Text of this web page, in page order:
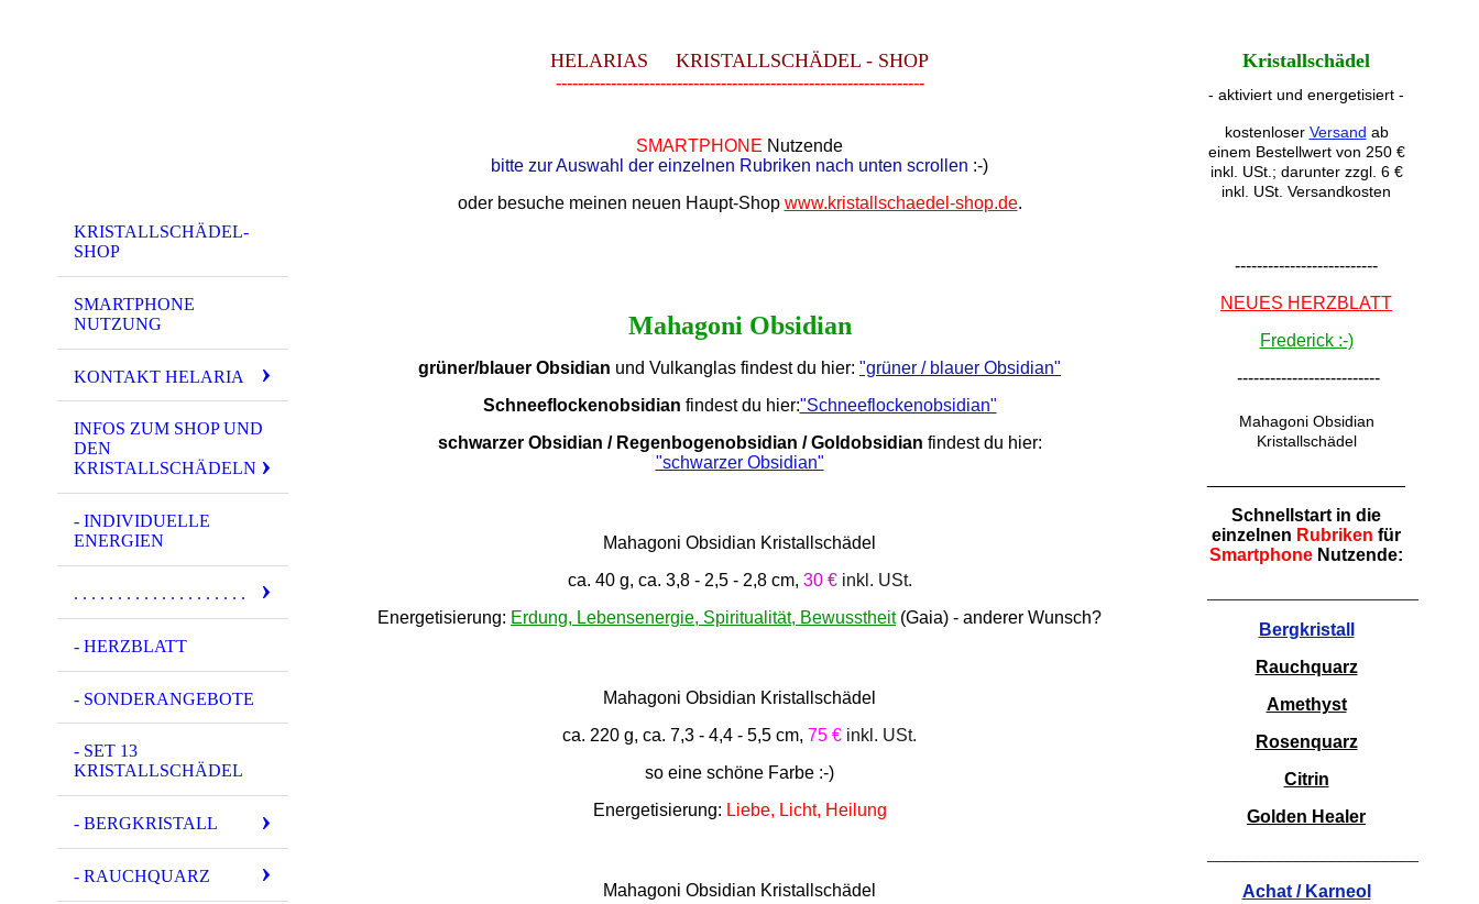
KRISTALLSCHÄDEL-
SHOP
SMARTPHONE
NUTZUNG
KONTAKT HELARIA
INFOS ZUM SHOP UND
DEN
KRISTALLSCHÄDELN
- INDIVIDUELLE
ENERGIEN
. . . . . . . . . . . . . . . . . . . .
- HERZBLATT
- SONDERANGEBOTE
- SET 13
KRISTALLSCHÄDEL
- BERGKRISTALL
- RAUCHQUARZ
HELARIAS KRISTALLSCHÄDEL - SHOP
-------------------------------------------------------------------
SMARTPHONE Nutzende
bitte zur Auswahl der einzelnen Rubriken nach unten scrollen :-)
oder besuche meinen neuen Haupt-Shop www.kristallschaedel-shop.de.
Mahagoni Obsidian
grüner/blauer Obsidian und Vulkanglas findest du hier: "grüner / blauer Obsidian"
Schneeflockenobsidian findest du hier:"Schneeflockenobsidian"
schwarzer Obsidian / Regenbogenobsidian / Goldobsidian findest du hier:
"schwarzer Obsidian"
Mahagoni Obsidian Kristallschädel
ca. 40 g, ca. 3,8 - 2,5 - 2,8 cm, 30 € inkl. USt.
Energetisierung: Erdung, Lebensenergie, Spiritualität, Bewusstheit(Gaia) - anderer Wunsch?
Mahagoni Obsidian Kristallschädel
ca. 220 g, ca. 7,3 - 4,4 - 5,5 cm, 75 € inkl. USt.
so eine schöne Farbe :-)
Energetisierung: Liebe, Licht, Heilung
Mahagoni Obsidian Kristallschädel
Kristallschädel
- aktiviert und energetisiert -
kostenloser Versand ab
einem Bestellwert von 250 €
inkl. USt.; darunter zzgl. 6 €
inkl. USt. Versandkosten
--------------------------
NEUES HERZBLATT
Frederick :-)
--------------------------
Mahagoni Obsidian
Kristallschädel
Schnellstart in die
einzelnen Rubriken für
Smartphone Nutzende:
Bergkristall
Rauchquarz
Amethyst
Rosenquarz
Citrin
Golden Healer
Achat / Karneol